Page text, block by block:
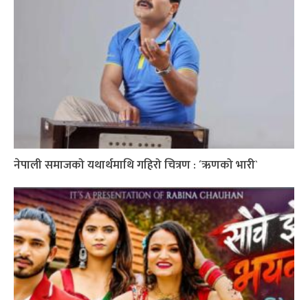
नेपाली समाजको यथार्थमाथि गहिरो चित्रण : ´ऋणको भारी`